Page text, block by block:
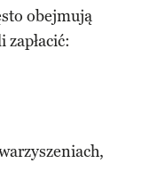
obejmują